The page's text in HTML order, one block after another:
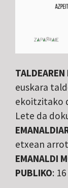
TALDEAREN
euskara
ekoitzitako
Lete da
etxean
EMANALDI
PUBLIKO: